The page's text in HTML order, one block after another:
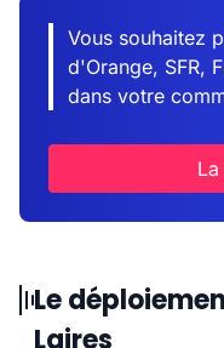
Vous souhaitez
d'Orange, SFR,
dans votre
Le
Laires